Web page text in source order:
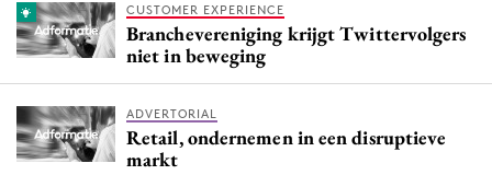
CUSTOMER EXPERIENCE
Branchevereniging krijgt Twittervolgers
niet in beweging
ADVERTORIAL
Retail, ondernemen in een disruptieve
markt